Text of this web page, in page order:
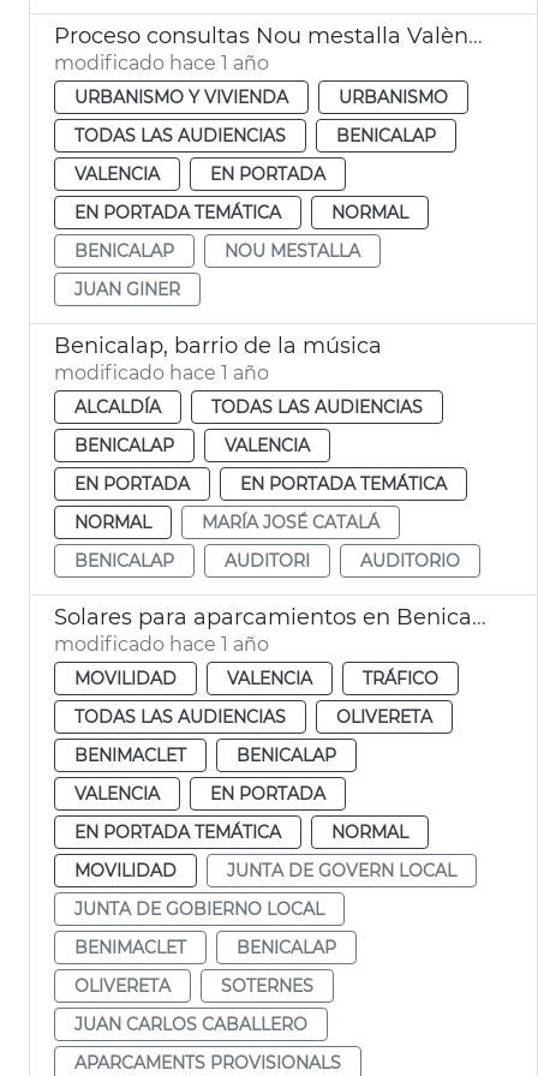
Proceso consultas Nou mestalla València
modificado hace 1 año
URBANISMO Y VIVIENDA
URBANISMO
TODAS LAS AUDIENCIAS
BENICALAP
VALENCIA
EN PORTADA
EN PORTADA TEMÁTICA
NORMAL
BENICALAP
NOU MESTALLA
JUAN GINER
Benicalap, barrio de la música
modificado hace 1 año
ALCALDÍA
TODAS LAS AUDIENCIAS
BENICALAP
VALENCIA
EN PORTADA
EN PORTADA TEMÁTICA
NORMAL
MARÍA JOSÉ CATALÁ
BENICALAP
AUDITORI AUDITORIO
Solares para aparcamientos en Benicalap, Benimàmet, Soternes
modificado hace 1 año
MOVILIDAD VALENCIA
TRÁFICO
TODAS LAS AUDIENCIAS
OLIVERETA
BENIMACLET
BENICALAP
VALENCIA
EN PORTADA
EN PORTADA TEMÁTICA
NORMAL
MOVILIDAD
JUNTA DE GOVERN LOCAL
JUNTA DE GOBIERNO LOCAL
BENIMACLET
BENICALAP
OLIVERETA
SOTERNES
JUAN CARLOS CABALLERO
APARCAMENTS PROVISIONALS